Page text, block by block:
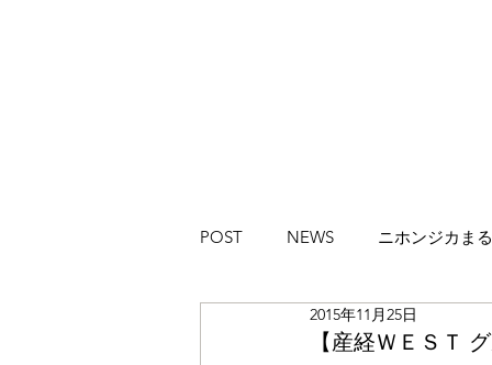
POST NEWS ニホンジカま
ハイカラブルバード
【産経ＷＥＳＴ
2015年11月25日